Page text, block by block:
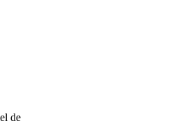
de